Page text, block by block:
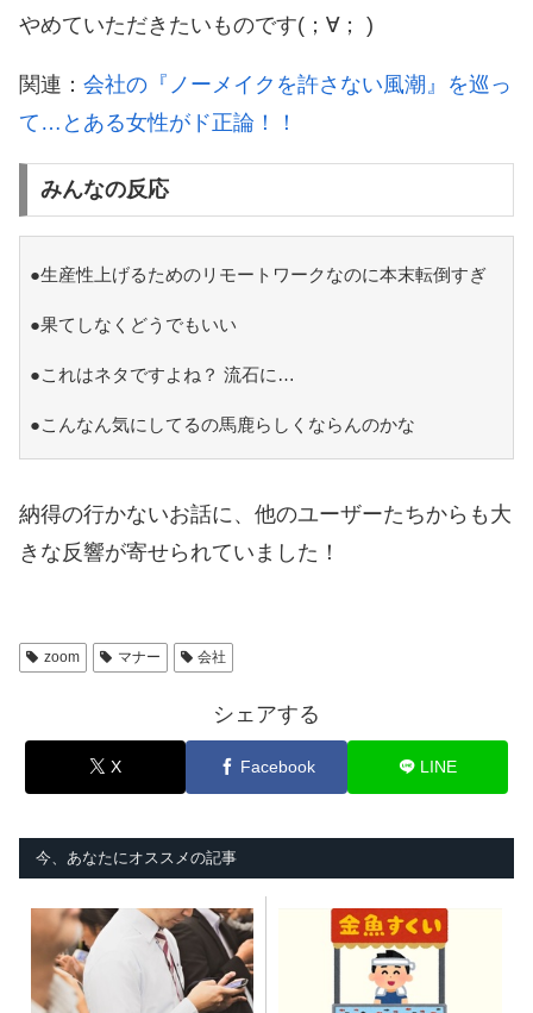
やめていただきたいものです(；∀； )
関連： 会社の『ノーメイクを許さない風潮』を巡っ
て…とある女性がド正論！！
みんなの反応
●生産性上げるためのリモートワークなのに本末転倒すぎ
●果てしなくどうでもいい
●これはネタですよね？ 流石に…
●こんなん気にしてるの馬鹿らしくならんのかな
納得の行かないお話に、他のユーザーたちからも大
きな反響が寄せられていました！
zoom マナー 会社
シェアする
X Facebook LINE
今、あなたにオススメの記事